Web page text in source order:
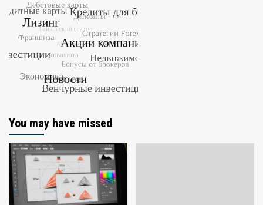
You may have missed